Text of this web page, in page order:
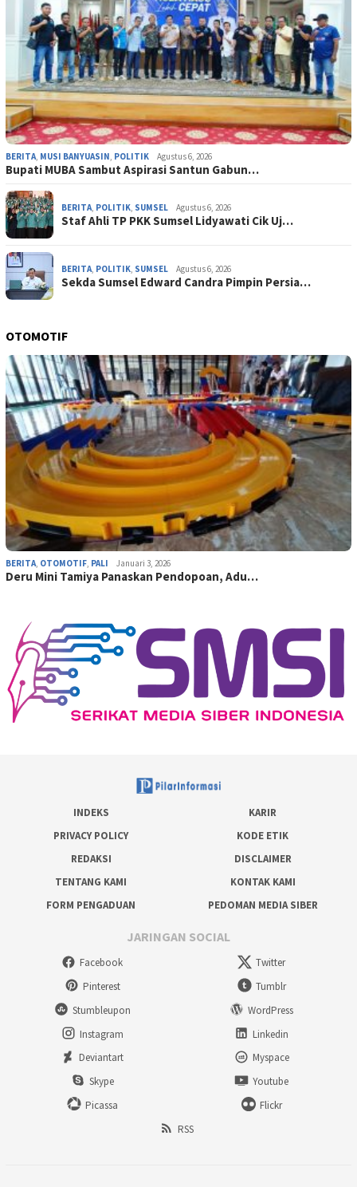
BERITA MUSI BANYUASIN POLITIK Agustus 6, 2026
Bupati MUBA Sambut Aspirasi Santun Gabun…
BERITA POLITIK SUMSEL Agustus 6, 2026
Staf Ahli TP PKK Sumsel Lidyawati Cik Uj…
BERITA POLITIK SUMSEL Agustus 6, 2026
Sekda Sumsel Edward Candra Pimpin Persia…
OTOMOTIF
BERITA OTOMOTIF PALI Januari 3, 2026
Deru Mini Tamiya Panaskan Pendopoan, Adu…
INDEKS
KARIR
PRIVACY POLICY
KODE ETIK
REDAKSI
DISCLAIMER
TENTANG KAMI
KONTAK KAMI
FORM PENGADUAN
PEDOMAN MEDIA SIBER
JARINGAN SOCIAL
Facebook
Twitter
Pinterest
Tumblr
Stumbleupon
WordPress
Instagram
Linkedin
Deviantart
Myspace
Skype
Youtube
Picassa
Flickr
RSS